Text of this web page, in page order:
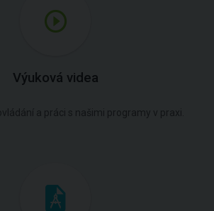
Výuková videa
a práci s našimi programy v praxi.